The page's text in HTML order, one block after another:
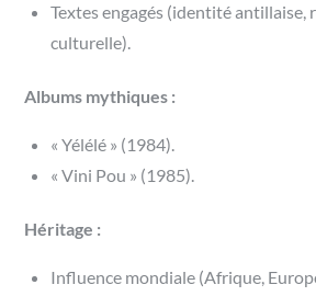
Textes engagés (identité antillaise,
culturelle).
Albums mythiques :
« Yélélé » (1984).
« Vini Pou » (1985).
Héritage :
Influence mondiale (Afrique,